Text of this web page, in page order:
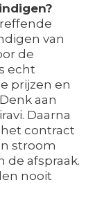
van
de
echt
prijzen en
aan
Daarna
contract
stroom
de afspraak.
nooit